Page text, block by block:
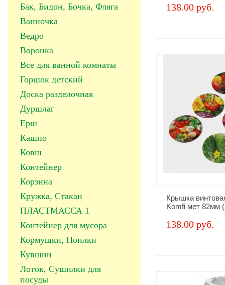
Бак, Бидон, Бочка, Фляга
Ванночка
Ведро
Воронка
Все для ванной комнаты
Горшок детский
Доска разделочная
Дуршлаг
Ерш
Кашпо
Ковш
Контейнер
Корзина
Кружка, Стакан
ПЛАСТМАССА 1
Контейнер для мусора
Кормушки, Поилки
Кувшин
Лоток, Сушилки для
посуды
138.00 руб.
Крышка
Komfi мет 82мм
138.00 руб.